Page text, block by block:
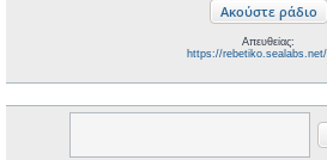
Απευθείας:
https://